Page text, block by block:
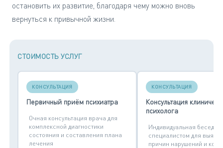
остановить их развитие, благодаря чему можно вновь
вернуться к привычной жизни.
СТОИМОСТЬ УСЛУГ
КОНСУЛЬТАЦИЯ
Первичный приём психиатра
Очная консультация врача для
комплексной диагностики
состояния и составления плана
лечения
КОНСУЛЬТАЦИЯ
Консультация
психолога
Индивидуальная беседа
специалистом для
причин нарушений и